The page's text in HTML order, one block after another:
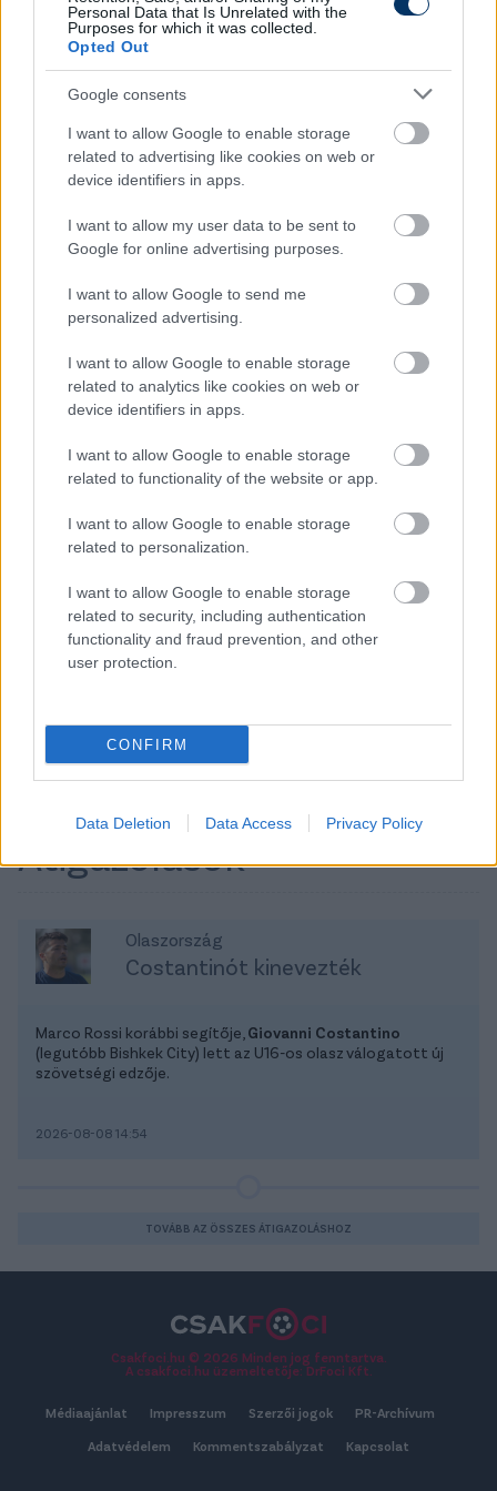
Personal Data that Is Unrelated with the
Purposes for which it was collected.
Opted Out
Google consents
I want to allow Google to enable storage
related to advertising like cookies on web or
device identifiers in apps.
I want to allow my user data to be sent to
Google for online advertising purposes.
I want to allow Google to send me
personalized advertising.
I want to allow Google to enable storage
related to analytics like cookies on web or
device identifiers in apps.
I want to allow Google to enable storage
related to functionality of the website or app.
I want to allow Google to enable storage
related to personalization.
I want to allow Google to enable storage
related to security, including authentication
functionality and fraud prevention, and other
user protection.
CONFIRM
Data Deletion Data Access Privacy Policy
Tetszett a cikk? Megosztanád?
#EB 2020
#SVÉDORSZÁG
Autópiac
Kawasaki Ninja H2
9 640 000 Ft
Üzemanyag: Benzin
TOVÁBBI AJÁNLATOK
Kövess minket a Facebookon is!
Átigazolások
Olaszország
Costantinót kinevezték
Marco Rossi korábbi segítője, Giovanni Costantino
(legutóbb Bishkek City) lett az U16-os olasz válogatott új
szövetségi edzője.
2026-08-08 14:54
TOVÁBB AZ ÖSSZES ÁTIGAZOLÁSHOZ
Csakfoci.hu © 2026 Minden jog fenntartva.
A csakfoci.hu üzemeltetője: DrFoci Kft.
Médiaajánlat Impresszum Szerzői jogok PR-Archívum
Adatvédelem Kommentszabályzat Kapcsolat